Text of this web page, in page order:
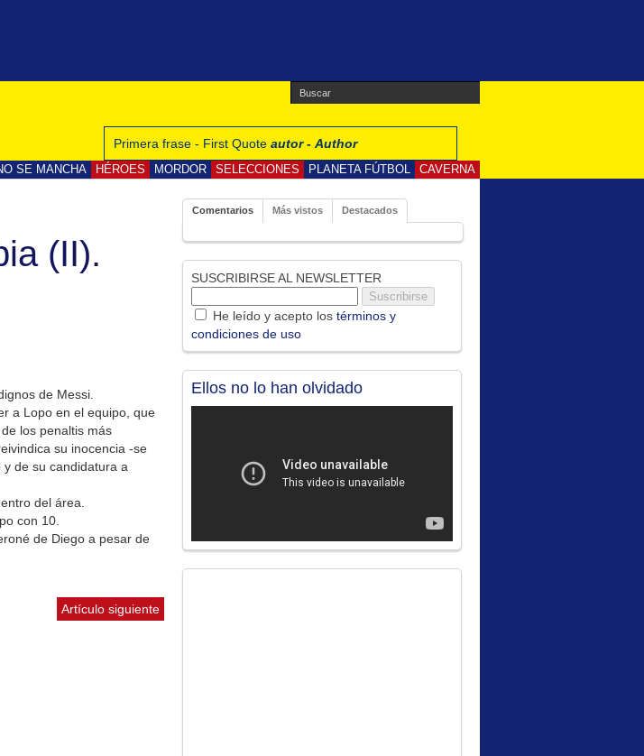
Primera frase - First Quote autor - Author
SE MANCHA HÉROES MORDOR SELECCIONES PLANETA FÚTBOL CAVERNA
(II).
de Messi.
a Lopo en el equipo, que
los penaltis más
su inocencia -se
de su candidatura a
del área.
con 10.
de Diego a pesar de
Artículo siguiente
Comentarios Más vistos Destacados
SUSCRIBIRSE AL NEWSLETTER
He leído y acepto los términos y
condiciones de uso
Ellos no lo han olvidado